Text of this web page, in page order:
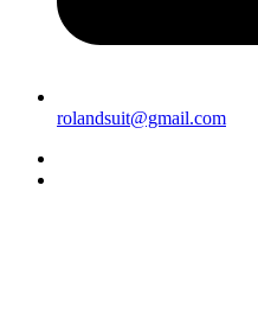
rolandsuit@gmail.com